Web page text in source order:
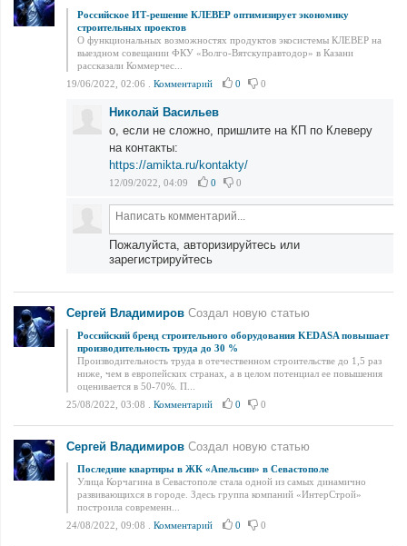
Российское ИТ-решение КЛЕВЕР оптимизирует экономику
строительных проектов
О функциональных возможностях продуктов экосистемы КЛЕВЕР на
выездном совещании ФКУ «Волго-Вятскуправтодор» в Казани
рассказали Коммерчес...
19/06/2022, 02:06
Комментарий 0 0
Николай Васильев
о, если не сложно, пришлите на КП по Клеверу
на контакты:
https://amikta.ru/kontakty/
12/09/2022, 04:09 0 0
Пожалуйста, авторизируйтесь или
зарегистрируйтесь
Сергей Владимиров Создал новую статью
Российский бренд строительного оборудования KEDASA повышает
производительность труда до 30 %
Производительность труда в отечественном строительстве до 1,5 раз
ниже, чем в европейских странах, а в целом потенциал ее повышения
оценивается в 50-70%. П...
25/08/2022, 03:08
Комментарий 0 0
Сергей Владимиров Создал новую статью
Последние квартиры в ЖК «Апельсин» в Севастополе
Улица Корчагина в Севастополе стала одной из самых динамично
развивающихся в городе. Здесь группа компаний «ИнтерСтрой»
построила современн...
24/08/2022, 09:08
Комментарий 0 0